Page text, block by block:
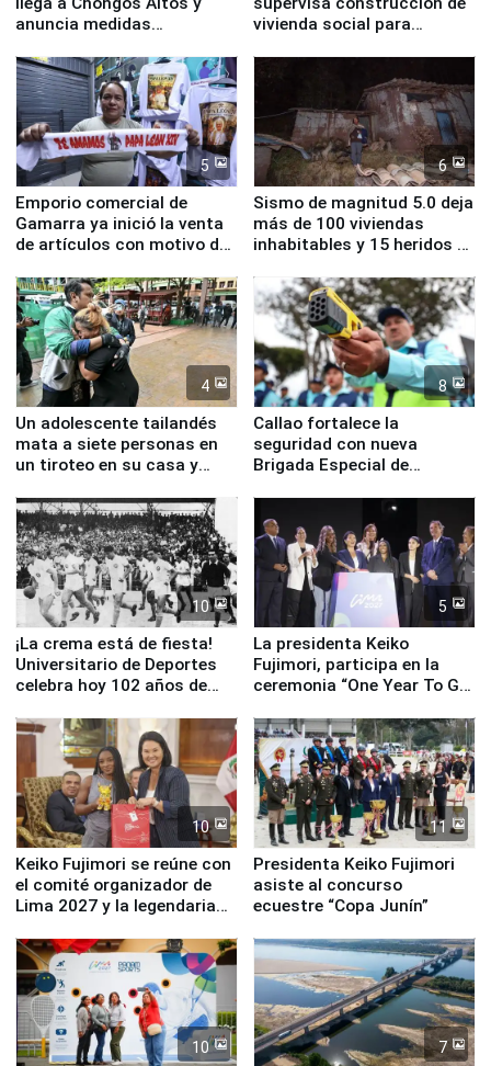
anuncia medidas
educación, salud y empleo
vivienda social para
5
Emporio comercial de
Gamarra ya inició la venta
de artículos con motivo de
6
Sismo de magnitud 5.0 deja
más de 100 viviendas
inhabitables y 15 heridos en
4
Un adolescente tailandés
mata a siete personas en
un tiroteo en su casa y
8
Callao fortalece la
seguridad con nueva
Brigada Especial de
equipamiento para
Serenazgo
10
¡La crema está de fiesta!
Universitario de Deportes
celebra hoy 102 años de
5
La presidenta Keiko
Fujimori, participa en la
ceremonia “One Year To Go
10
Keiko Fujimori se reúne con
el comité organizador de
Lima 2027 y la legendaria
11
Presidenta Keiko Fujimori
asiste al concurso
ecuestre “Copa Junín”
10 7